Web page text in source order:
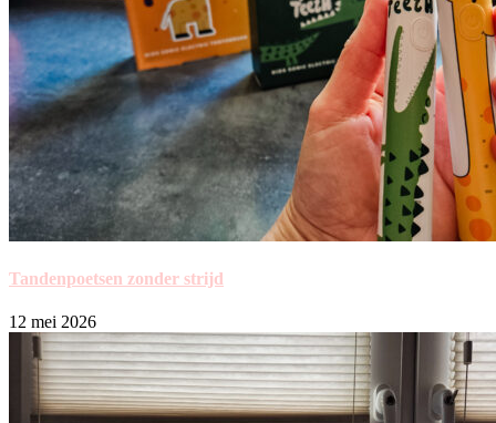
Tandenpoetsen zonder strijd
12 mei 2026